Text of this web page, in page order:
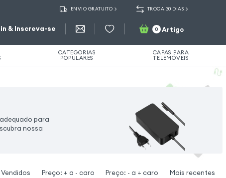
ENVIO GRATUITO TROCA 30 DIAS
& Inscreva-se 0 Artigo
CATEGORIAS
POPULARES
CAPAS PARA
TELEMÓVEIS
para
nossa
Preço: + a - caro Preço: - a + caro Mais recentes